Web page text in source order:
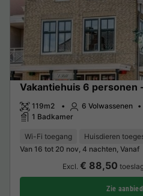
Vakantiehuis 6 personen
119m2 6 Volwassenen
1 Badkamer
Wi-Fi toegang Huisdieren
Van 16 tot 20 nov, 4 nachten, Vanaf
Excl. € 88,50
Zie